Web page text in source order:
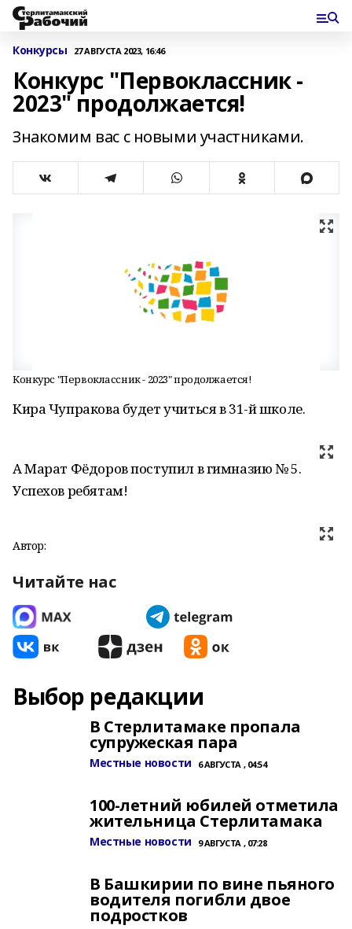
Конкурсы 27 АВГУСТА 2023, 16:46
Конкурс "Первоклассник -
2023" продолжается!
Знакомим вас с новыми участниками.
Конкурс "Первоклассник - 2023" продолжается!
Кира Чупракова будет учиться в 31-й школе.
А Марат Фёдоров поступил в гимназию № 5.
Успехов ребятам!
Автор:
Читайте нас
Выбор редакции
В Стерлитамаке пропала
супружеская пара
Местные новости 6 АВГУСТА , 04:54
100-летний юбилей отметила
жительница Стерлитамака
Местные новости 9 АВГУСТА , 07:28
В Башкирии по вине пьяного
водителя погибли двое
подростков